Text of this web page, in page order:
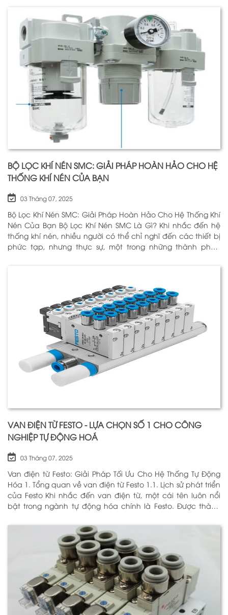
BỘ LỌC KHÍ NÉN SMC: GIẢI PHÁP HOÀN HẢO CHO HỆ
THỐNG KHÍ NÉN CỦA BẠN
03 Tháng 07, 2025
Bộ Lọc Khí Nén SMC: Giải Pháp Hoàn Hảo Cho Hệ Thống Khí
Nén Của Bạn Bộ Lọc Khí Nén SMC Là Gì? Khi nhắc đến hệ
thống khí nén, nhiều người có thể chỉ nghĩ đến các thiết bị
phức tạp, nhưng thực sự, một trong những thành phần
VAN ĐIỆN TỪ FESTO - LỰA CHỌN SỐ 1 CHO CÔNG
NGHIỆP TỰ ĐỘNG HOÁ
03 Tháng 07, 2025
Van điện từ Festo: Giải Pháp Tối Ưu Cho Hệ Thống Tự Động
Hóa 1. Tổng quan về van điện từ Festo 1.1. Lịch sử phát triển
của Festo Khi nhắc đến van điện từ, một cái tên luôn nổi
bật trong ngành tự động hóa chính là Festo. Được thành